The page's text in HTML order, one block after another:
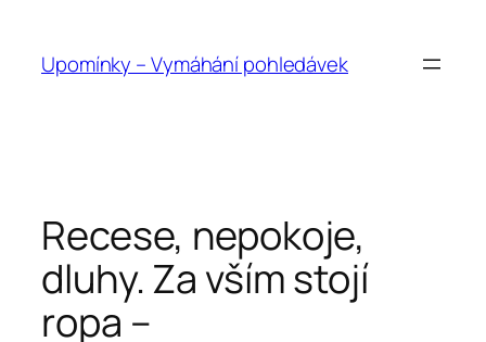
obsahUpomínky – Vymáhání pohledávek
Recese, nepokoje,
dluhy. Za vším stojí
ropa –